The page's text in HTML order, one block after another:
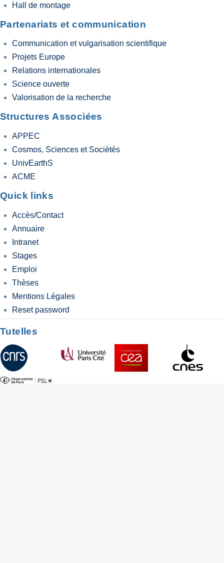
Hall de montage
Partenariats et communication
Communication et vulgarisation scientifique
Projets Europe
Relations internationales
Science ouverte
Valorisation de la recherche
Structures Associées
APPEC
Cosmos, Sciences et Sociétés
UnivEarthS
ACME
Quick links
Accès/Contact
Annuaire
Intranet
Stages
Emploi
Thèses
Mentions Légales
Reset password
Tutelles